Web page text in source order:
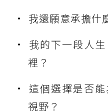
我還願意承擔什
我的下一段人
裡？
這個選擇是否
視野？